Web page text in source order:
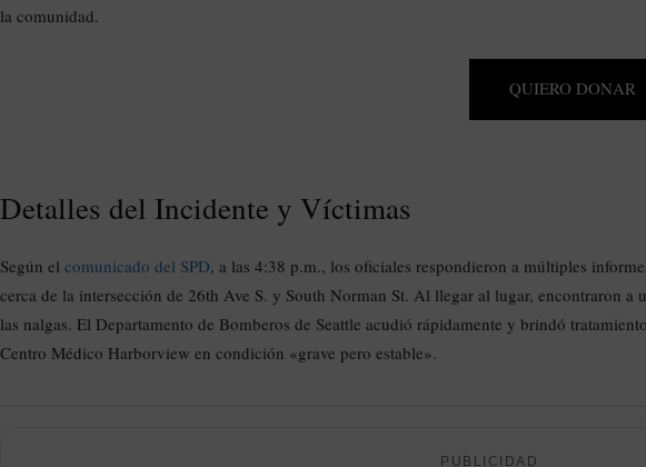
la comunidad.
QUIERO DONAR
Detalles del Incidente y Víctimas
Según el comunicado del SPD, a las 4:38 p.m., los oficiales respondieron a múltiples
cerca de la intersección de 26th Ave S. y South Norman St. Al llegar al lugar, encontraron a
las nalgas. El Departamento de Bomberos de Seattle acudió rápidamente y brindó
Centro Médico Harborview en condición «grave pero estable».
PUBLICIDAD